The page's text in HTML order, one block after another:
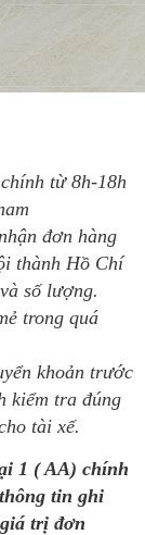
từ 8h-18h
đơn hàng
thành Hồ Chí
số lượng.
trong quá
khoản trước
kiểm tra đúng
tài xế.
1 ( AA) chính
tin ghi
trị đơn